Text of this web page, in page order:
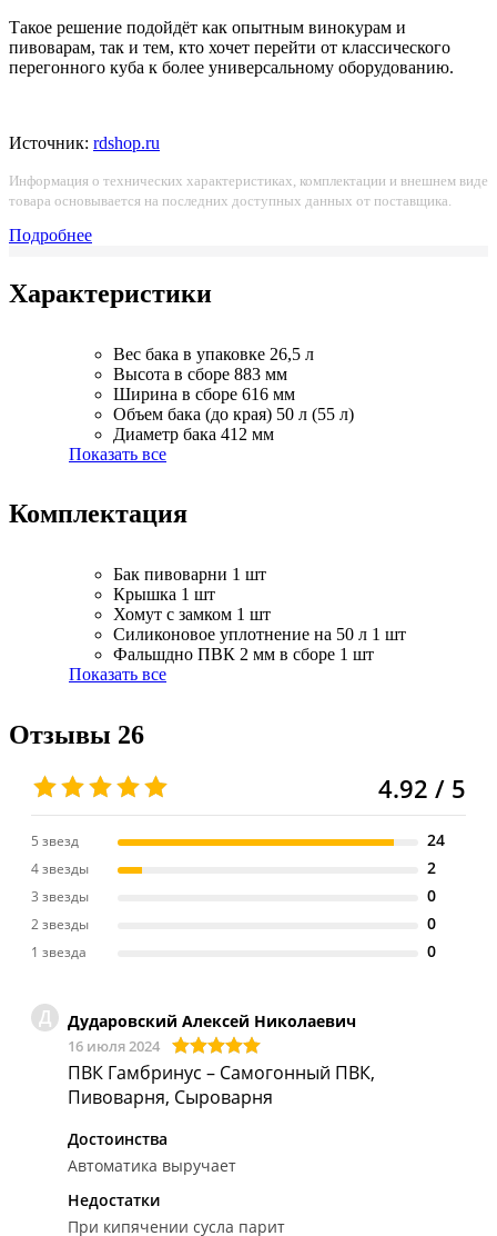
Такое решение подойдёт как опытным винокурам и
пивоварам, так и тем, кто хочет перейти от классического
перегонного куба к более универсальному оборудованию.
Источник: rdshop.ru
Информация о технических характеристиках, комплектации и внешнем виде
товара основывается на последних доступных данных от поставщика.
Подробнее
Характеристики
Вес бака в упаковке 26,5 л
Высота в сборе 883 мм
Ширина в сборе 616 мм
Объем бака (до края) 50 л (55 л)
Диаметр бака 412 мм
Показать все
Комплектация
Бак пивоварни 1 шт
Крышка 1 шт
Хомут с замком 1 шт
Силиконовое уплотнение на 50 л 1 шт
Фальшдно ПВК 2 мм в сборе 1 шт
Показать все
Отзывы 26
4.92 / 5
5 звезд 24
4 звезды 2
3 звезды 0
2 звезды 0
1 звезда 0
Д Дударовский Алексей Николаевич
16 июля 2024
ПВК Гамбринус – Самогонный ПВК,
Пивоварня, Сыроварня
Достоинства
Автоматика выручает
Недостатки
При кипячении сусла парит